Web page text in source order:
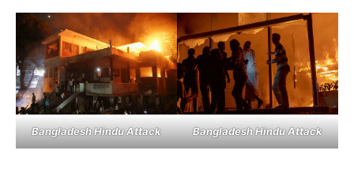
Bangladesh Hindu Attack Bangladesh Hindu Attack